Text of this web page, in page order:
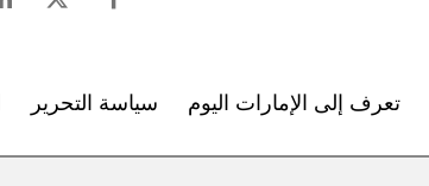
تعرف إلى الإمارات اليوم سياسة التحرير